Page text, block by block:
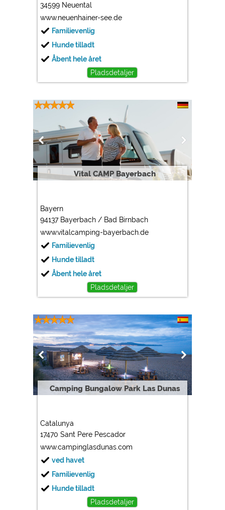
34599 Neuental
www.neuenhainer-see.de
Familievenlig
Hunde tilladt
Åbent hele året
Pladsdetaljer
Vital CAMP Bayerbach
Bayern
94137 Bayerbach / Bad Birnbach
www.vitalcamping-bayerbach.de
Familievenlig
Hunde tilladt
Åbent hele året
Pladsdetaljer
Camping Bungalow Park Las Dunas
Catalunya
17470 Sant Pere Pescador
www.campinglasdunas.com
ved havet
Familievenlig
Hunde tilladt
Pladsdetaljer